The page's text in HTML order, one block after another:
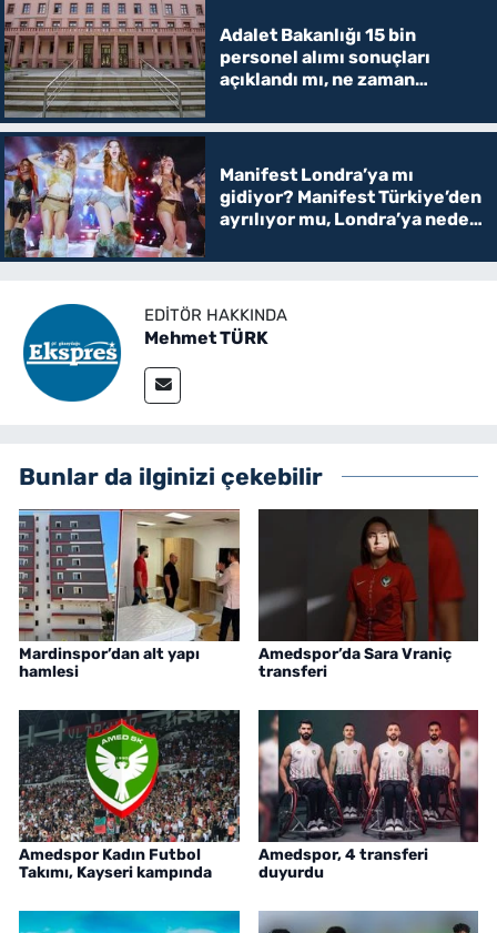
Adalet Bakanlığı 15 bin
personel alımı sonuçları
açıklandı mı, ne zaman
ve mübaşir
Manifest Londra’ya mı
gidiyor? Manifest Türkiye’den
ayrılıyor mu, Londra’ya neden
EDITÖR HAKKINDA
Mehmet TÜRK
Bunlar da ilginizi çekebilir
Mardinspor’dan alt yapı
hamlesi
Amedspor’da Sara Vraniç
transferi
Amedspor Kadın Futbol
Takımı, Kayseri kampında
Amedspor, 4 transferi
duyurdu